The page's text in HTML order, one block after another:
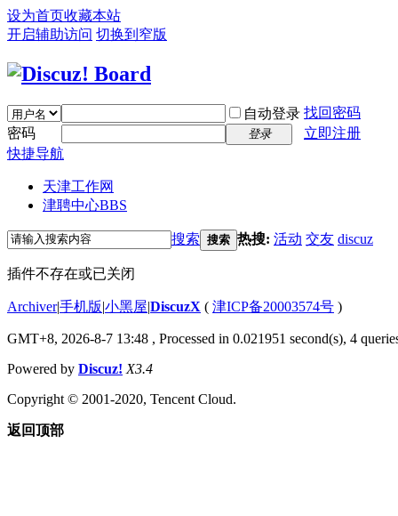
设为首页收藏本站
开启辅助访问 切换到窄版
自动登录 找回密码
密码
登录
立即注册
快捷导航
天津工作网
津聘中心BBS
搜索 搜索 热搜: 活动 交友 discuz
插件不存在或已关闭
Archiver|手机版|小黑屋|DiscuzX ( 津ICP备20003574号 )
GMT+8, 2026-8-7 13:48 , Processed in 0.021951 second(s), 4
Powered by Discuz! X3.4
Copyright © 2001-2020, Tencent Cloud.
返回顶部